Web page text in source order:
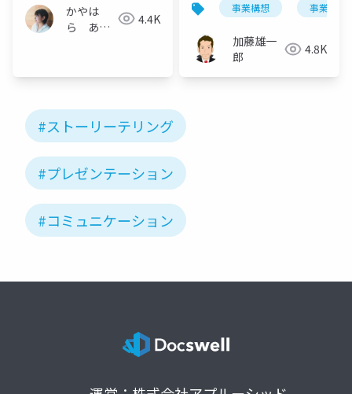
かやは
ら あや
4.4K
事業構想 事業開発
加藤雄一
郎
4.8K
#ストーリーテリング
#プレゼンテーション
#コミュニケーション